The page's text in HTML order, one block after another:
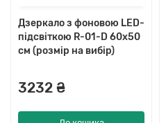
Дзеркало з фоновою LED-
підсвіткою R-01-D 60x50
см (розмір на вибір)
3232 ₴